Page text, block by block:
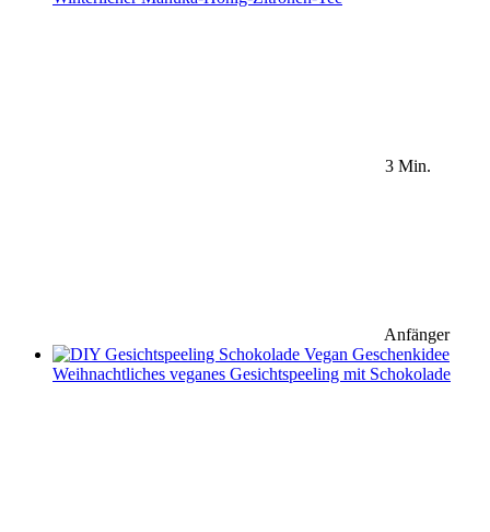
3 Min.
Anfänger
Weihnachtliches veganes Gesichtspeeling mit Schokolade